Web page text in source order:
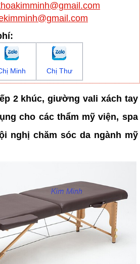
Minh Chị Thư
2 khúc, giường vali xách tay
cho các thẩm mỹ viện, spa
nghị chăm sóc da ngành mỹ